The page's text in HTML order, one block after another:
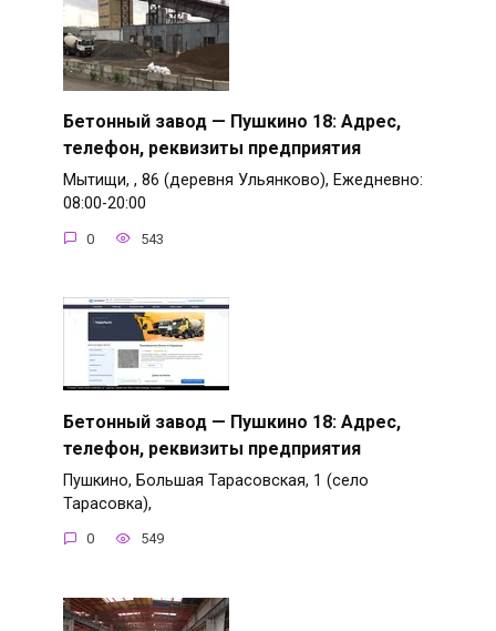
Бетонный завод — Пушкино 18: Адрес,
телефон, реквизиты предприятия
Мытищи, , 86 (деревня Ульянково), Ежедневно:
08:00-20:00
0 543
Бетонный завод — Пушкино 18: Адрес,
телефон, реквизиты предприятия
Пушкино, Большая Тарасовская, 1 (село
Тарасовка),
0 549